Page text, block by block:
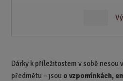
Dárky k příležitostem v sobě nesou
předmětu – jsou o vzpomínkách,